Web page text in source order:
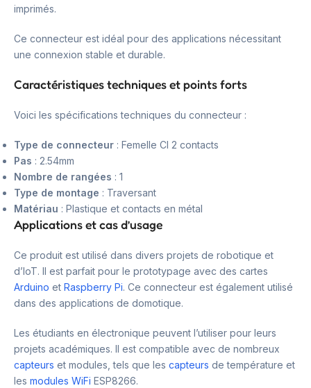
imprimés.
Ce connecteur est idéal pour des applications nécessitant
une connexion stable et durable.
Caractéristiques techniques et points forts
Voici les spécifications techniques du connecteur :
Type de connecteur : Femelle CI 2 contacts
Pas : 2.54mm
Nombre de rangées : 1
Type de montage : Traversant
Matériau : Plastique et contacts en métal
Applications et cas d’usage
Ce produit est utilisé dans divers projets de robotique et
d’IoT. Il est parfait pour le prototypage avec des cartes
Arduino et Raspberry Pi. Ce connecteur est également utilisé
dans des applications de domotique.
Les étudiants en électronique peuvent l’utiliser pour leurs
projets académiques. Il est compatible avec de nombreux
capteurs et modules, tels que les capteurs de température et
les modules WiFi ESP8266.